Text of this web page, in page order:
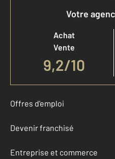
Votre
Achat
Vente
9,2/10
Offres d'emploi
Devenir franchisé
Entreprise et commerce